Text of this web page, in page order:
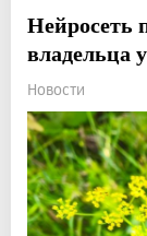
Нейросеть
владельца
Новости